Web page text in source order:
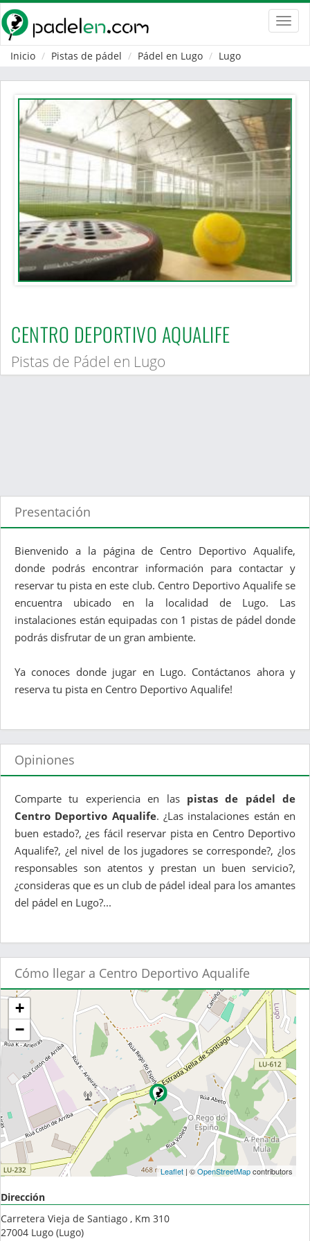
Inicio
Pistas de pádel Pádel en Lugo Lugo
CENTRO DEPORTIVO AQUALIFE
Pistas de Pádel en Lugo
Presentación
Bienvenido a la página de Centro Deportivo Aqualife,
donde podrás encontrar información para contactar y
reservar tu pista en este club. Centro Deportivo Aqualife se
encuentra ubicado en la localidad de Lugo. Las
instalaciones están equipadas con 1 pistas de pádel donde
podrás disfrutar de un gran ambiente.
Ya conoces donde jugar en Lugo. Contáctanos ahora y
reserva tu pista en Centro Deportivo Aqualife!
Opiniones
Comparte tu experiencia en las pistas de pádel de
Centro Deportivo Aqualife. ¿Las instalaciones están en
buen estado?, ¿es fácil reservar pista en Centro Deportivo
Aqualife?, ¿el nivel de los jugadores se corresponde?, ¿los
responsables son atentos y prestan un buen servicio?,
¿consideras que es un club de pádel ideal para los amantes
del pádel en Lugo?...
Cómo llegar a Centro Deportivo Aqualife
+
−
Leaflet| ©OpenStreetMapcontributors
Dirección
Carretera Vieja de Santiago , Km 310
27004 Lugo (Lugo)